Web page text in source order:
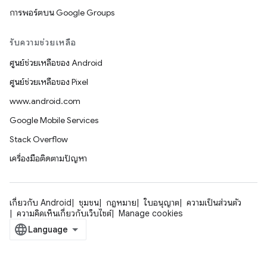
การพอร์ตบน Google Groups
รับความช่วยเหลือ
ศูนย์ช่วยเหลือของ Android
ศูนย์ช่วยเหลือของ Pixel
www.android.com
Google Mobile Services
Stack Overflow
เครื่องมือติดตามปัญหา
เกี่ยวกับ Android ชุมชน กฎหมาย ใบอนุญาต
ความเป็นส่วนตัว
ความคิดเห็นเกี่ยวกับเว็บไซต์
Manage cookies